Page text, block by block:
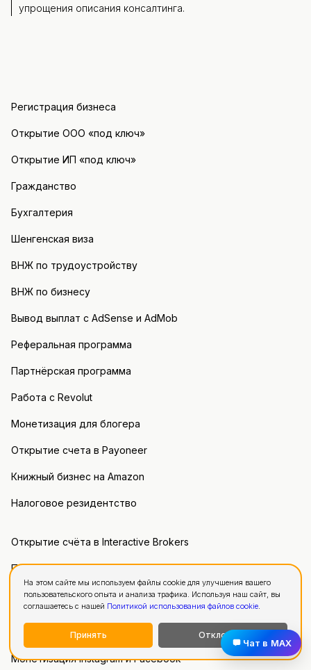
На этом сайте мы используем файлы cookie для улучшения вашего
пользовательского опыта и анализа трафика. Используя наш сайт, вы
соглашаетесь с нашей Политикой использования файлов cookie.
Принять Отклонить
упрощения описания консалтинга.
Регистрация бизнеса
Открытие ООО «под ключ»
Открытие ИП «под ключ»
Гражданство
Бухгалтерия
Шенгенская виза
ВНЖ по трудоустройству
ВНЖ по бизнесу
Вывод выплат с AdSense и AdMob
Реферальная программа
Партнёрская программа
Работа с Revolut
Монетизация для блогера
Открытие счета в Payoneer
Книжный бизнес на Amazon
Налоговое резидентство
Открытие счёта в Interactive Brokers
Получение выплат от Steam
Получение выплат от App Store
Получение выплат с Unity Ads
Монетизация Instagram и Facebook*
Чат в MAX